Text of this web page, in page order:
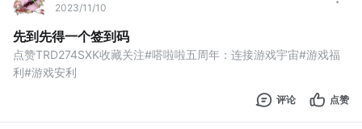
2023/11/10
先到先得一个签到码
点赞TRD274SXK收藏关注#嗒啦啦五周年：连接游戏宇宙#游戏福
利#游戏安利
评论 点赞